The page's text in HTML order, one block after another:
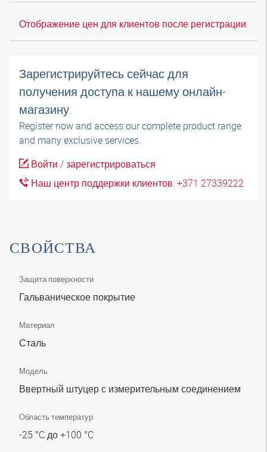
Отображение цен для клиентов после регистрации.
Зарегистрируйтесь сейчас для
получения доступа к нашему онлайн-
магазину.
Register now and access our complete product range
and many exclusive services.
Войти / зарегистрироваться
Наш центр поддержки клиентов: +371 27339222
СВОЙСТВА
Защита поверхности
Гальваническое покрытие
Материал
Сталь
Модель
Ввертный штуцер с измерительным соединением
Область температур
-25 °C до +100 °C